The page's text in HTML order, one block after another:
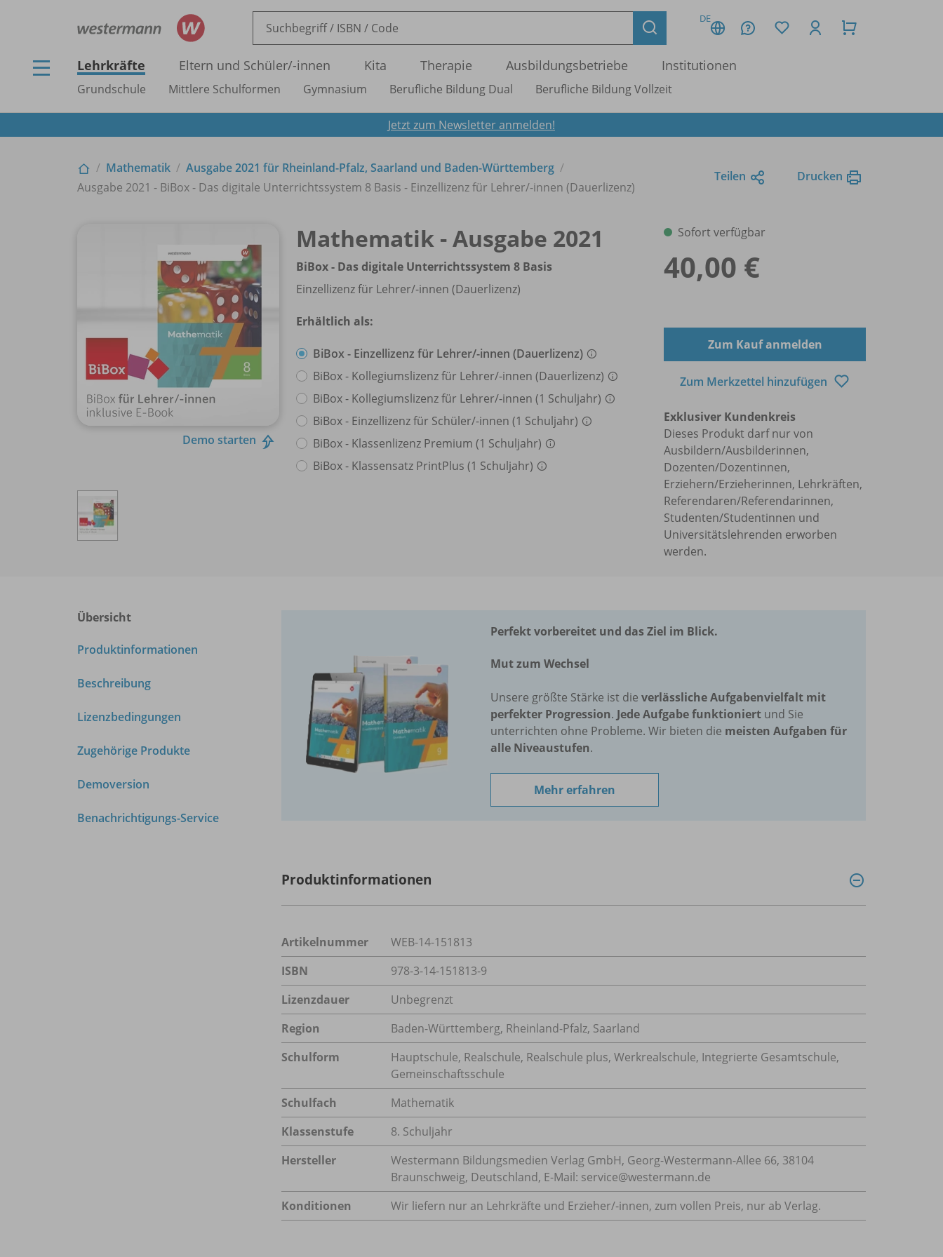
DE
Lehrkräfte Eltern und Schüler/-innen Kita Therapie Ausbildungsbetriebe Institutionen
Grundschule Mittlere Schulformen Gymnasium Berufliche Bildung Dual Berufliche Bildung Vollzeit
Jetzt zum Newsletter anmelden!
Mathematik
Ausgabe 2021 für Rheinland-Pfalz, Saarland und Baden-Württemberg
Ausgabe 2021 - BiBox - Das digitale Unterrichtssystem 8 Basis - Einzellizenz für Lehrer/-innen (Dauerlizenz)
Teilen Drucken
Demo starten
Mathematik - Ausgabe 2021
BiBox - Das digitale Unterrichtssystem 8 Basis
Einzellizenz für Lehrer/-innen (Dauerlizenz)
Erhältlich als:
BiBox - Einzellizenz für Lehrer/-innen (Dauerlizenz)
BiBox - Kollegiumslizenz für Lehrer/-innen (Dauerlizenz)
BiBox - Kollegiumslizenz für Lehrer/-innen (1 Schuljahr)
BiBox - Einzellizenz für Schüler/-innen (1 Schuljahr)
BiBox - Klassenlizenz Premium (1 Schuljahr)
BiBox - Klassensatz PrintPlus (1 Schuljahr)
Sofort verfügbar
40,00 €
Zum Kauf anmelden
Zum Merkzettel hinzufügen
Exklusiver Kundenkreis
Dieses Produkt darf nur von
Ausbildern/Ausbilderinnen,
Dozenten/Dozentinnen,
Erziehern/Erzieherinnen, Lehrkräften,
Referendaren/Referendarinnen,
Studenten/Studentinnen und
Universitätslehrenden erworben
werden.
Übersicht
Produktinformationen
Beschreibung
Lizenzbedingungen
Zugehörige Produkte
Demoversion
Benachrichtigungs-Service
Perfekt vorbereitet und das Ziel im Blick.
Mut zum Wechsel
Unsere größte Stärke ist die verlässliche Aufgabenvielfalt mit
perfekter Progression. Jede Aufgabe funktioniert und Sie
unterrichten ohne Probleme. Wir bieten die meisten Aufgaben für
alle Niveaustufen.
Mehr erfahren
Produktinformationen
Artikelnummer
WEB-14-151813
ISBN
978-3-14-151813-9
Lizenzdauer
Unbegrenzt
Region
Baden-Württemberg, Rheinland-Pfalz, Saarland
Schulform
Hauptschule, Realschule, Realschule plus, Werkrealschule, Integrierte Gesamtschule,
Gemeinschaftsschule
Schulfach
Mathematik
Klassenstufe
8. Schuljahr
Hersteller
Westermann Bildungsmedien Verlag GmbH, Georg-Westermann-Allee 66, 38104
Braunschweig, Deutschland, E-Mail: service@westermann.de
Konditionen
Wir liefern nur an Lehrkräfte und Erzieher/-innen, zum vollen Preis, nur ab Verlag.